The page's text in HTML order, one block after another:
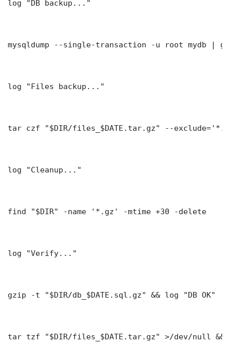
log "DB backup..."
mysqldump --single-transaction -u root mydb |
log "Files backup..."
tar czf "$DIR/files_$DATE.tar.gz" --
log "Cleanup..."
find "$DIR" -name '*.gz' -mtime +30 -delete
log "Verify..."
gzip -t "$DIR/db_$DATE.sql.gz" && log "DB OK"
tar tzf "$DIR/files_$DATE.tar.gz" >/dev/null &&